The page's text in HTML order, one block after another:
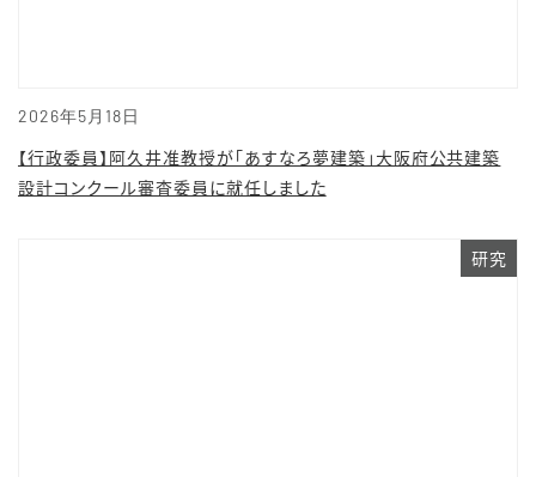
2026年5月18日
【行政委員】阿久井准教授が「あすなろ夢建築」大阪府公共建築
設計コンクール審査委員に就任しました
研究